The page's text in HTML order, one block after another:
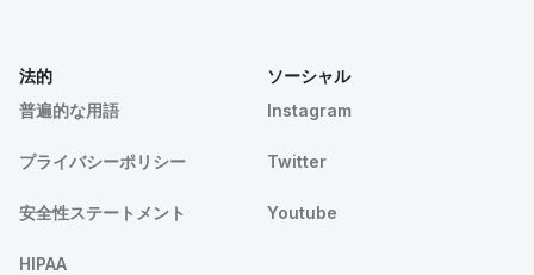
法的
普遍的な用語
プライバシーポリシー
安全性ステートメント
HIPAA
ソーシャル
Instagram
Twitter
Youtube